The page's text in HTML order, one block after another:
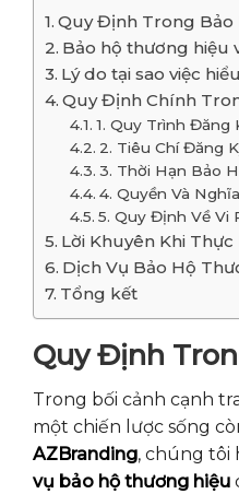
Quy Định Trong Bảo
Bảo hộ thương hiệu
Lý do tại sao việc
Quy Định Chính
1. Quy Trình Đăng
2. Tiêu Chí Đăng
3. Thời Hạn Bảo
4. Quyền Và
5. Quy Định Về Vi
Lời Khuyên Khi
Dịch Vụ Bảo Hộ
Tổng kết
Quy Định
Trong bối cảnh cạnh
một chiến lược sống
AZBranding, chúng tôi
vụ bảo hộ thương hiệu